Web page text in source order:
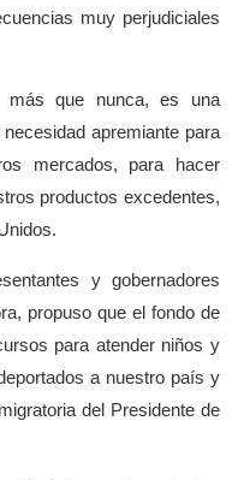
muy perjudiciales
que nunca, es una
apremiante para
mercados, para hacer
productos excedentes,
y gobernadores
propuso que el fondo de
para atender niños y
a nuestro país y
del Presidente de